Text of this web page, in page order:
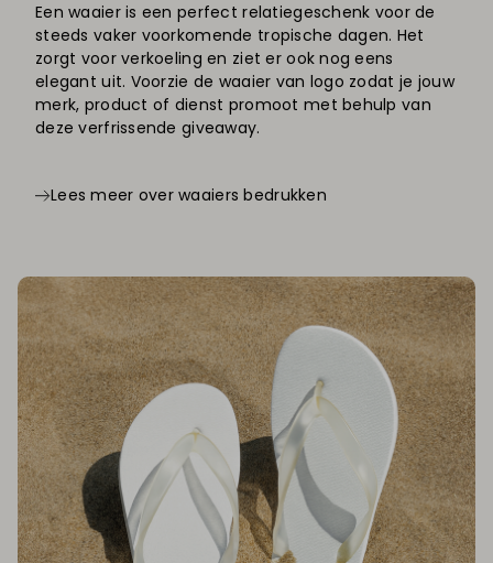
Een waaier is een perfect relatiegeschenk voor de
steeds vaker voorkomende tropische dagen. Het
zorgt voor verkoeling en ziet er ook nog eens
elegant uit. Voorzie de waaier van logo zodat je jouw
merk, product of dienst promoot met behulp van
deze verfrissende giveaway.
Lees meer over waaiers bedrukken